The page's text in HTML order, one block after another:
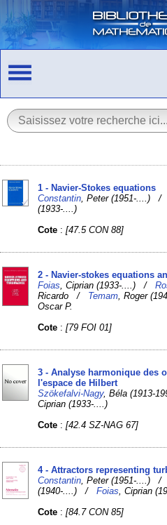
1 - Navier-Stokes equations
Constantin , Peter (1951-....)
(1933-....)
Cote :[47.5 CON 88]
2 - Navier-stokes equations
Foias , Ciprian (1933-....) /
Ricardo / Temam , Roger
Oscar P.
Cote :[79 FOI 01]
3 - Analyse harmonique des
l'espace de Hilbert
Szökefalvi-Nagy, Béla (1913-
Ciprian (1933-....)
Cote :[42.4 SZ-NAG 67]
4 - Attractors representing
Constantin , Peter (1951-....) /
(1940-....) /Foias , Ciprian
Cote :[84.7 CON 85]